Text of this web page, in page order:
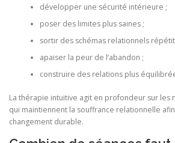
développer une sécurité intérieure ;
poser des limites plus saines ;
sortir des schémas relationnels
apaiser la peur de l’abandon ;
construire des relations plus
La thérapie intuitive agit en profondeur sur les
qui maintiennent la souffrance relationnelle
changement durable.